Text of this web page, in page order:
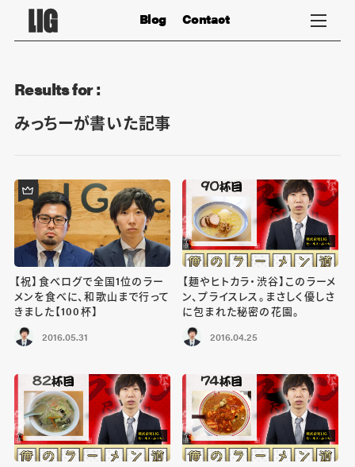
Contact
Blog
Results for :
みっちーが書いた記事
【祝】食べログで全国1位のラー
メンを食べに、和歌山まで行って
きました【100杯】
2016.05.31
【麺やヒトカラ・渋谷】このラーメ
ン、プライスレス。まさしく優しさ
に包まれた秘密の花園。
2016.04.25